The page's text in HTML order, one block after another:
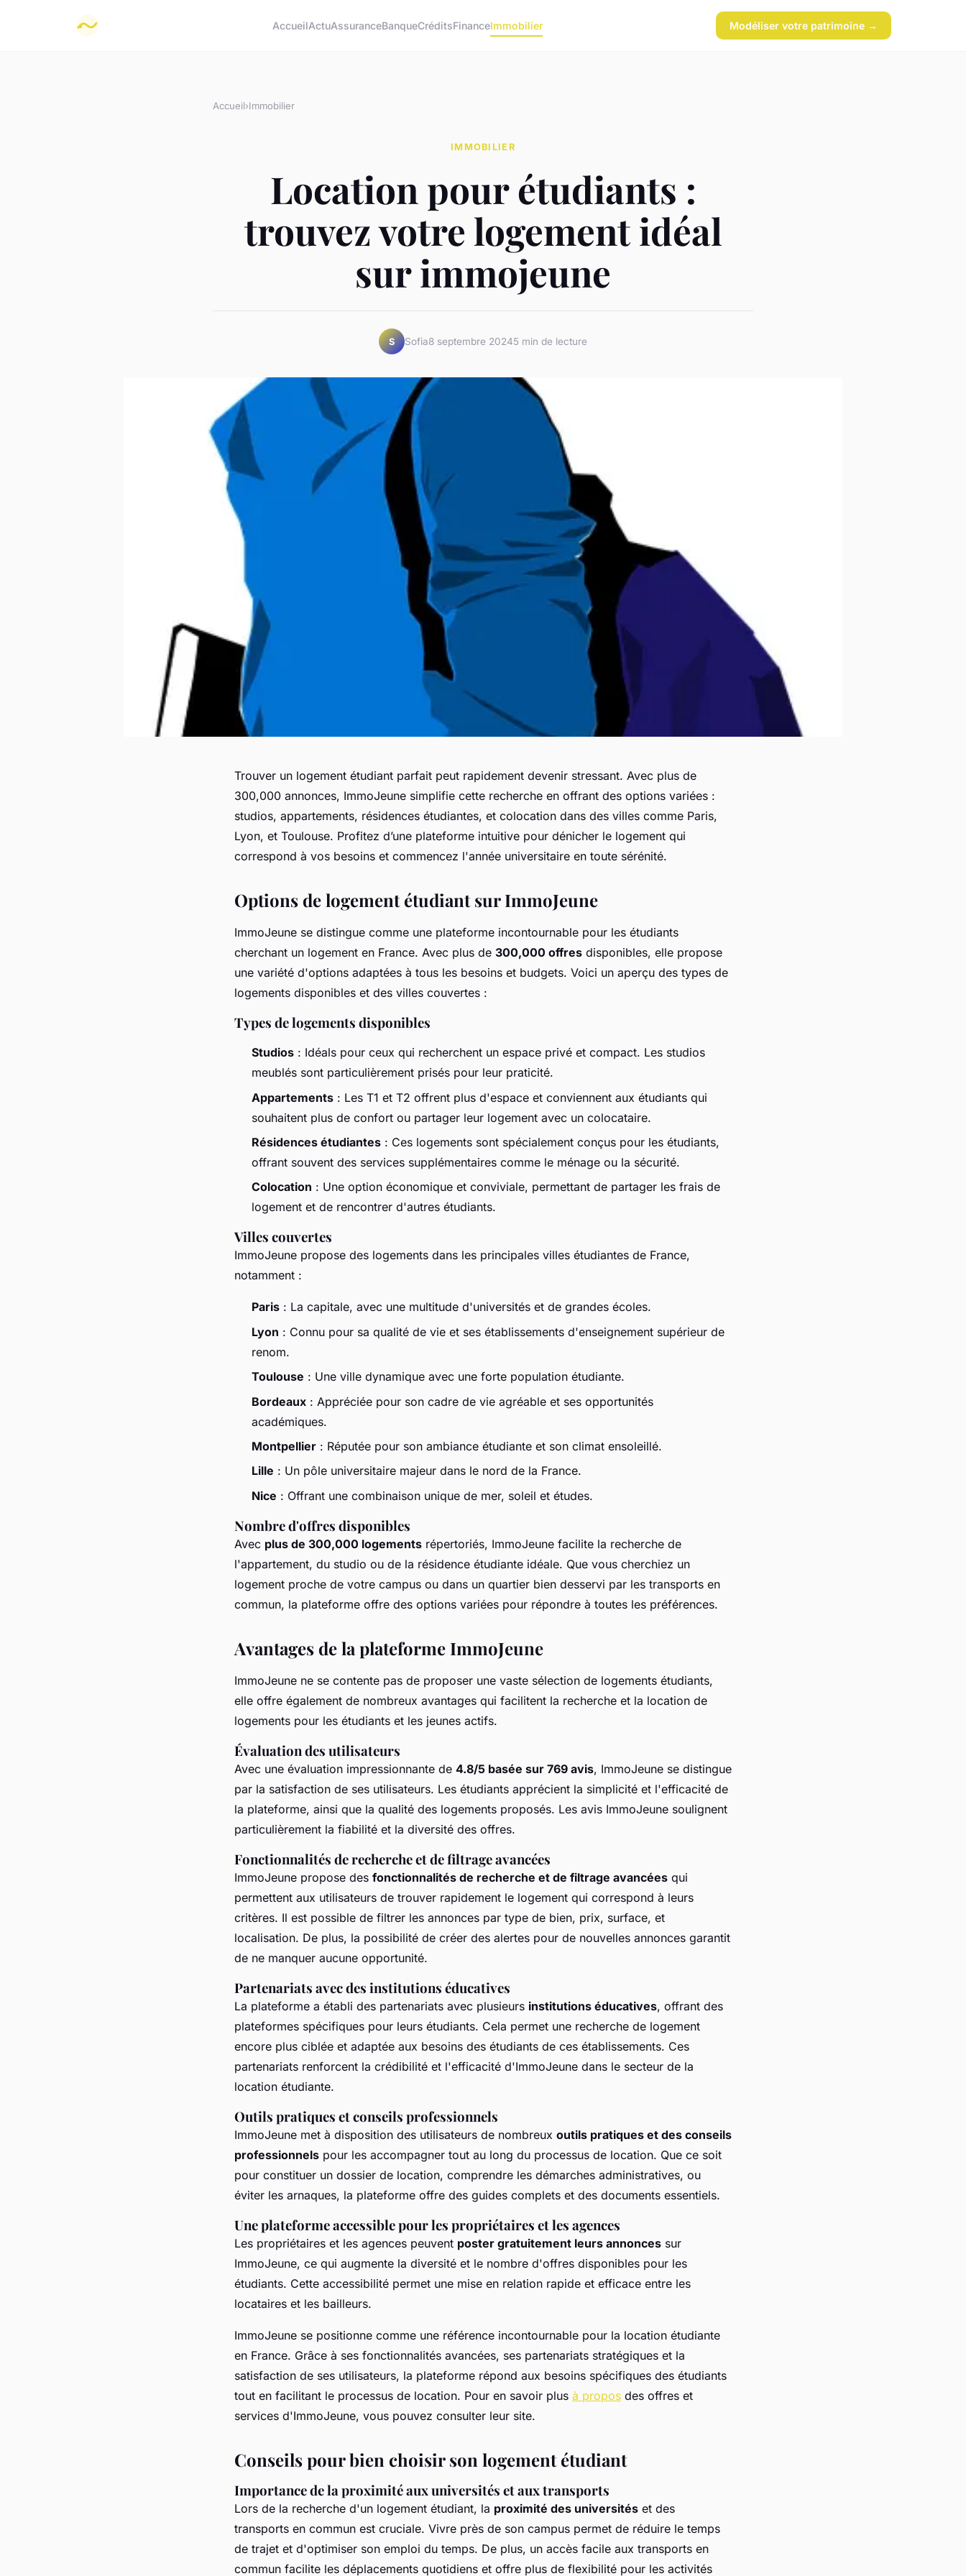
AccueilActuAssuranceBanqueCréditsFinanceImmobilier Modéliser votre patrimoine →
Accueil›Immobilier
IMMOBILIER
Location pour étudiants :
trouvez votre logement idéal
sur immojeune
S Sofia8 septembre 20245 min de lecture
Trouver un logement étudiant parfait peut rapidement devenir stressant. Avec plus de
300,000 annonces, ImmoJeune simplifie cette recherche en offrant des options variées :
studios, appartements, résidences étudiantes, et colocation dans des villes comme Paris,
Lyon, et Toulouse. Profitez d’une plateforme intuitive pour dénicher le logement qui
correspond à vos besoins et commencez l'année universitaire en toute sérénité.
Options de logement étudiant sur ImmoJeune
ImmoJeune se distingue comme une plateforme incontournable pour les étudiants
cherchant un logement en France. Avec plus de 300,000 offres disponibles, elle propose
une variété d'options adaptées à tous les besoins et budgets. Voici un aperçu des types de
logements disponibles et des villes couvertes :
Types de logements disponibles
Studios : Idéals pour ceux qui recherchent un espace privé et compact. Les studios
meublés sont particulièrement prisés pour leur praticité.
Appartements : Les T1 et T2 offrent plus d'espace et conviennent aux étudiants qui
souhaitent plus de confort ou partager leur logement avec un colocataire.
Résidences étudiantes : Ces logements sont spécialement conçus pour les étudiants,
offrant souvent des services supplémentaires comme le ménage ou la sécurité.
Colocation : Une option économique et conviviale, permettant de partager les frais de
logement et de rencontrer d'autres étudiants.
Villes couvertes
ImmoJeune propose des logements dans les principales villes étudiantes de France,
notamment :
Paris : La capitale, avec une multitude d'universités et de grandes écoles.
Lyon : Connu pour sa qualité de vie et ses établissements d'enseignement supérieur de
renom.
Toulouse : Une ville dynamique avec une forte population étudiante.
Bordeaux : Appréciée pour son cadre de vie agréable et ses opportunités
académiques.
Montpellier : Réputée pour son ambiance étudiante et son climat ensoleillé.
Lille : Un pôle universitaire majeur dans le nord de la France.
Nice : Offrant une combinaison unique de mer, soleil et études.
Nombre d'offres disponibles
Avec plus de 300,000 logements répertoriés, ImmoJeune facilite la recherche de
l'appartement, du studio ou de la résidence étudiante idéale. Que vous cherchiez un
logement proche de votre campus ou dans un quartier bien desservi par les transports en
commun, la plateforme offre des options variées pour répondre à toutes les préférences.
Avantages de la plateforme ImmoJeune
ImmoJeune ne se contente pas de proposer une vaste sélection de logements étudiants,
elle offre également de nombreux avantages qui facilitent la recherche et la location de
logements pour les étudiants et les jeunes actifs.
Évaluation des utilisateurs
Avec une évaluation impressionnante de 4.8/5 basée sur 769 avis, ImmoJeune se distingue
par la satisfaction de ses utilisateurs. Les étudiants apprécient la simplicité et l'efficacité de
la plateforme, ainsi que la qualité des logements proposés. Les avis ImmoJeune soulignent
particulièrement la fiabilité et la diversité des offres.
Fonctionnalités de recherche et de filtrage avancées
ImmoJeune propose des fonctionnalités de recherche et de filtrage avancées qui
permettent aux utilisateurs de trouver rapidement le logement qui correspond à leurs
critères. Il est possible de filtrer les annonces par type de bien, prix, surface, et
localisation. De plus, la possibilité de créer des alertes pour de nouvelles annonces garantit
de ne manquer aucune opportunité.
Partenariats avec des institutions éducatives
La plateforme a établi des partenariats avec plusieurs institutions éducatives, offrant des
plateformes spécifiques pour leurs étudiants. Cela permet une recherche de logement
encore plus ciblée et adaptée aux besoins des étudiants de ces établissements. Ces
partenariats renforcent la crédibilité et l'efficacité d'ImmoJeune dans le secteur de la
location étudiante.
Outils pratiques et conseils professionnels
ImmoJeune met à disposition des utilisateurs de nombreux outils pratiques et des conseils
professionnels pour les accompagner tout au long du processus de location. Que ce soit
pour constituer un dossier de location, comprendre les démarches administratives, ou
éviter les arnaques, la plateforme offre des guides complets et des documents essentiels.
Une plateforme accessible pour les propriétaires et les agences
Les propriétaires et les agences peuvent poster gratuitement leurs annonces sur
ImmoJeune, ce qui augmente la diversité et le nombre d'offres disponibles pour les
étudiants. Cette accessibilité permet une mise en relation rapide et efficace entre les
locataires et les bailleurs.
ImmoJeune se positionne comme une référence incontournable pour la location étudiante
en France. Grâce à ses fonctionnalités avancées, ses partenariats stratégiques et la
satisfaction de ses utilisateurs, la plateforme répond aux besoins spécifiques des étudiants
tout en facilitant le processus de location. Pour en savoir plus à propos des offres et
services d'ImmoJeune, vous pouvez consulter leur site.
Conseils pour bien choisir son logement étudiant
Importance de la proximité aux universités et aux transports
Lors de la recherche d'un logement étudiant, la proximité des universités et des
transports en commun est cruciale. Vivre près de son campus permet de réduire le temps
de trajet et d'optimiser son emploi du temps. De plus, un accès facile aux transports en
commun facilite les déplacements quotidiens et offre plus de flexibilité pour les activités